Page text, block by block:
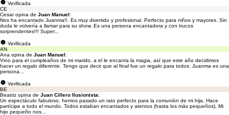
Verificada
CE
Cesar opina de Juan Manuel:
Nos ha encantado Juanma!!. Es muy divertido y profesional. Perfecto para niños y mayores. Sin
duda le volvería a llamar para su show. Es una persona encantadora y con trucos
sorprendentes!!! Super...
Verificada
AN
Ana opina de Juan Manuel:
Vino para el cumpleaños de mi marido, a el le encanta la magia, así que este año decidimos
hacer un regalo diferente. Tengo que decir que al final fue un regalo para todos. Juanma es una
persona...
Verificada
BE
Beatriz opina de Juan Cillero Ilusionista:
Un espectáculo fabuloso, hemos pasado un rato perfecto para la comunión de mi hija. Hace
partícipe a todo el mundo. Todos estaban encantados y atentos (hasta los más pequeños). Mi
hijo pequeño nos...